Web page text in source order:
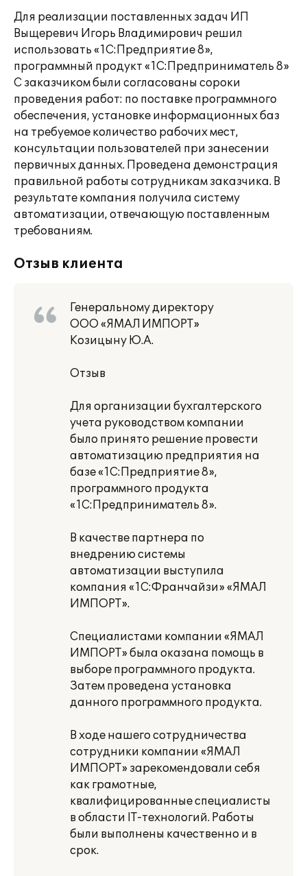
Для реализации поставленных задач ИП
Выщеревич Игорь Владимирович решил
использовать «1С:Предприятие 8»,
программный продукт «1С:Предприниматель 8»
С заказчиком были согласованы сороки
проведения работ: по поставке программного
обеспечения, установке информационных баз
на требуемое количество рабочих мест,
консультации пользователей при занесении
первичных данных. Проведена демонстрация
правильной работы сотрудникам заказчика. В
результате компания получила систему
автоматизации, отвечающую поставленным
требованиям.
Отзыв клиента
Генеральному директору
ООО «ЯМАЛ ИМПОРТ»
Козицыну Ю.А.
Отзыв
Для организации бухгалтерского
учета руководством компании
было принято решение провести
автоматизацию предприятия на
базе «1С:Предприятие 8»,
программного продукта
«1С:Предприниматель 8».
В качестве партнера по
внедрению системы
автоматизации выступила
компания «1С:Франчайзи» «ЯМАЛ
ИМПОРТ».
Специалистами компании «ЯМАЛ
ИМПОРТ» была оказана помощь в
выборе программного продукта.
Затем проведена установка
данного программного продукта.
В ходе нашего сотрудничества
сотрудники компании «ЯМАЛ
ИМПОРТ» зарекомендовали себя
как грамотные,
квалифицированные специалисты
в области IT-технологий. Работы
были выполнены качественно и в
срок.